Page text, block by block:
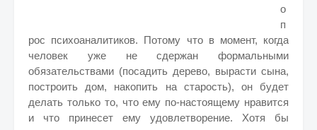
о
п
рос психоаналитиков. Потому что в момент, когда
человек уже не сдержан формальными
обязательствами (посадить дерево, вырасти сына,
построить дом, накопить на старость), он будет
делать только то, что ему по-настоящему нравится
и что принесет ему удовлетворение. Хотя бы